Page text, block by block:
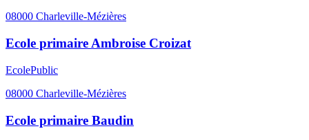
08000 Charleville-Mézières
Ecole primaire Ambroise Croizat
EcolePublic
08000 Charleville-Mézières
Ecole primaire Baudin